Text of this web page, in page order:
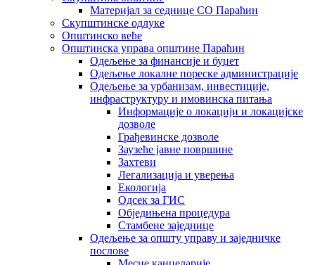
Материјал за седнице СО Параћин
Скупштинске одлуке
Општинско веће
Општинска управа општине Параћин
Одељење за финансије и буџет
Одељење локалне пореске администрације
Одељење за урбанизам, инвестиције,
инфраструктуру и имовинска питања
Информације о локацији и локацијске
дозволе
Грађевинске дозволе
Заузеће јавне површине
Захтеви
Легализација и уверења
Екологија
Одсек за ГИС
Обједињена процедура
Стамбене заједнице
Oдељење за општу управу и заједничке
послове